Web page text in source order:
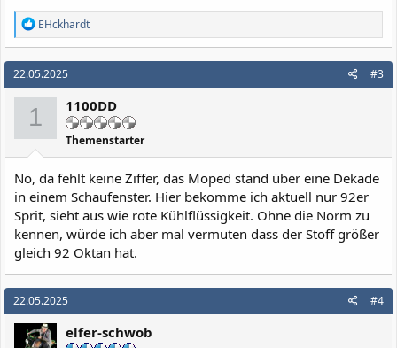
R
e
a
k
t
i
n
e
n
EHckhardt
22.05.2025 #3
1 1100DD
Themenstarter
Nö, da fehlt keine Ziffer, das Moped stand über eine Dekade
in einem Schaufenster. Hier bekomme ich aktuell nur 92er
Sprit, sieht aus wie rote Kühlflüssigkeit. Ohne die Norm zu
kennen, würde ich aber mal vermuten dass der Stoff größer
gleich 92 Oktan hat.
22.05.2025 #4
elfer-schwob